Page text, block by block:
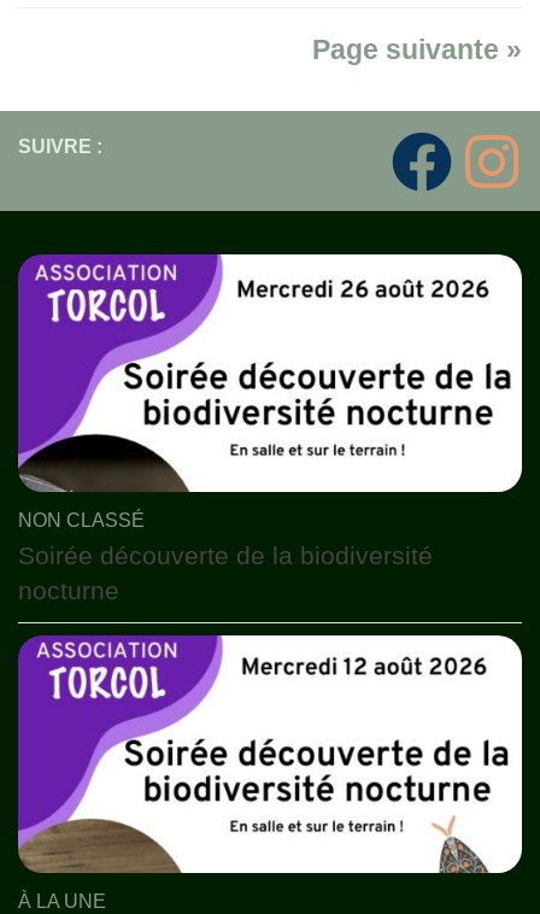
Page suivante »
SUIVRE :
NON CLASSÉ
Soirée découverte de la biodiversité
nocturne
À LA UNE